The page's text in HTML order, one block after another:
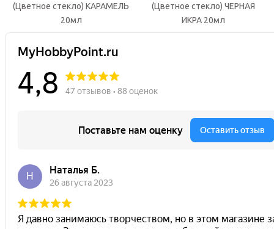
(Цветное стекло) КАРАМЕЛЬ
20мл
(Цветное стекло) ЧЕРНАЯ
ИКРА 20мл